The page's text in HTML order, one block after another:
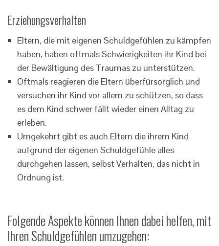
Erziehungsverhalten
Eltern, die mit eigenen Schuldgefühlen zu kämpfen
haben, haben oftmals Schwierigkeiten ihr Kind bei
der Bewältigung des Traumas zu unterstützen.
Oftmals reagieren die Eltern überfürsorglich und
versuchen ihr Kind vor allem zu schützen, so dass
es dem Kind schwer fällt wieder einen Alltag zu
erleben.
Umgekehrt gibt es auch Eltern die ihrem Kind
aufgrund der eigenen Schuldgefühle alles
durchgehen lassen, selbst Verhalten, das nicht in
Ordnung ist.
Folgende Aspekte können Ihnen dabei helfen, mit
Ihren Schuldgefühlen umzugehen: